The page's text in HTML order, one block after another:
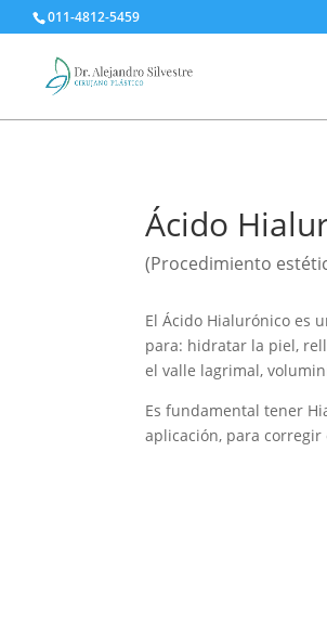
011-4812-5459
Ácido
(Procedimiento
El Ácido Hialurónico es
para: hidratar la piel,
el valle lagrimal,
Es fundamental tener
aplicación, para